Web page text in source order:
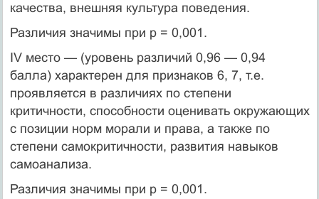
качества, внешняя культура поведения.
Различия значимы при p = 0,001.
IV место — (уровень различий 0,96 — 0,94
балла) характерен для признаков 6, 7, т.е.
проявляется в различиях по степени
критичности, способности оценивать окружающих
с позиции норм морали и права, а также по
степени самокритичности, развития навыков
самоанализа.
Различия значимы при p = 0,001.